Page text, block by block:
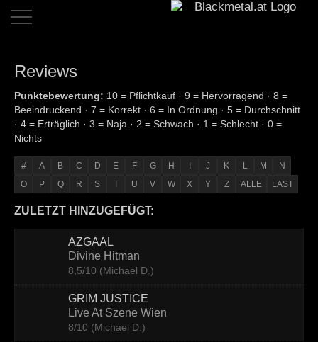
Home
Dates
Reviews
Reviews
Interviews
News
Contact
Reviews
Punktebewertung: 10 = Pflichtkauf · 9 = Hervorragend · 8 =
Beeindruckend · 7 = Korrekt · 6 = In Ordnung · 5 = Durchschnitt
· 4 = Erträglich · 3 = Naja · 2 = Schwach · 1 = Schlecht · 0 =
Nichts
# A B C D E F G H J K L M
N
O
P Q R S T U V W X Y Z ALLE LAST
ZULETZT HINZUGEFÜGT:
AZGAAL
Divine Hitman
8,5/10 (Michael D.)
GRIM JUSTICE
Live At Szene Wien
8/10 (Michael D.)